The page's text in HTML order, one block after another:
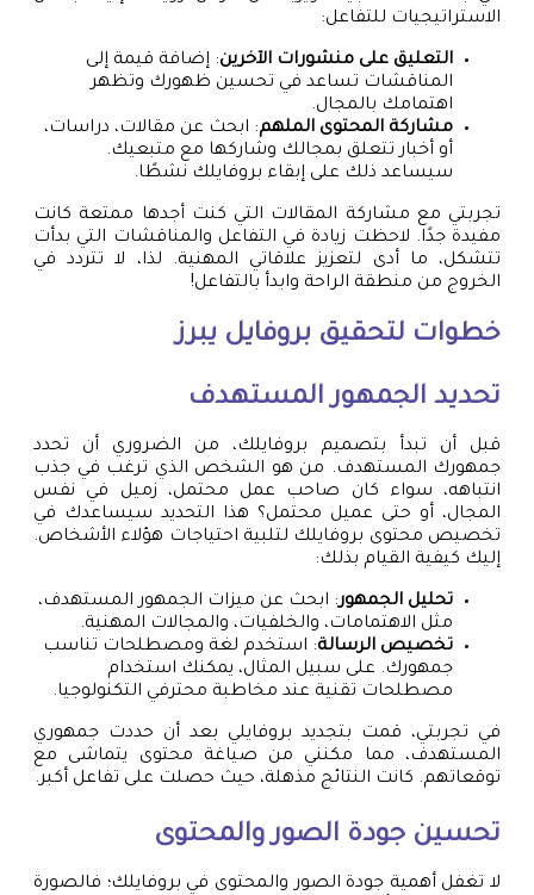
الاستراتيجيات للتفاعل:
التعليق على منشورات الآخرين: إضافة قيمة إلى
المناقشات تساعد في تحسين ظهورك وتظهر
اهتمامك بالمجال.
مشاركة المحتوى الملهم: ابحث عن مقالات، دراسات،
أو أخبار تتعلق بمجالك وشاركها مع متبعيك.
سيساعد ذلك على إبقاء بروفايلك نشطًا.
تجربتي مع مشاركة المقالات التي كنت أجدها ممتعة كانت
مفيدة جدًا. لاحظت زيادة في التفاعل والمناقشات التي بدأت
تتشكل، ما أدى لتعزيز علاقاتي المهنية. لذا، لا تتردد في
الخروج من منطقة الراحة وابدأ بالتفاعل!
خطوات لتحقيق بروفايل يبرز
تحديد الجمهور المستهدف
قبل أن تبدأ بتصميم بروفايلك، من الضروري أن تحدد
جمهورك المستهدف. من هو الشخص الذي ترغب في جذب
انتباهه، سواء كان صاحب عمل محتمل، زميل في نفس
المجال، أو حتى عميل محتمل؟ هذا التحديد سيساعدك في
تخصيص محتوى بروفايلك لتلبية احتياجات هؤلاء الأشخاص.
إليك كيفية القيام بذلك:
تحليل الجمهور: ابحث عن ميزات الجمهور المستهدف،
مثل الاهتمامات، والخلفيات، والمجالات المهنية.
تخصيص الرسالة: استخدم لغة ومصطلحات تناسب
جمهورك. على سبيل المثال، يمكنك استخدام
مصطلحات تقنية عند مخاطبة محترفي التكنولوجيا.
في تجربتي، قمت بتجديد بروفايلي بعد أن حددت جمهوري
المستهدف، مما مكنني من صياغة محتوى يتماشى مع
توقعاتهم. كانت النتائج مذهلة، حيث حصلت على تفاعل أكبر.
تحسين جودة الصور والمحتوى
لا تغفل أهمية جودة الصور والمحتوى في بروفايلك؛ فالصورة